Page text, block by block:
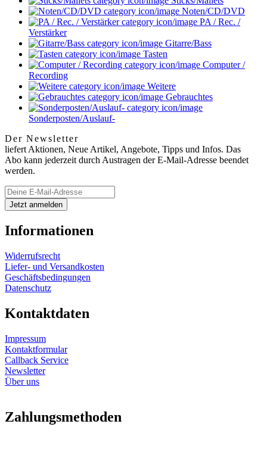
Noten/CD/DVD
PA / Rec. /
Verstärker
Gitarre/Bass
Tasten
Computer /
Recording
Weitere
Gebrauchtes
Sonderposten/Auslauf-
Der Newsletter
liefert Aktionen, Neue Artikel, Angebote, Tipps und Infos. Das
Abo kann jederzeit durch Austragen der E-Mail-Adresse beendet
werden.
Informationen
Widerrufsrecht
Liefer- und Versandkosten
Geschäftsbedingungen
Datenschutz
Kontaktdaten
Impressum
Kontaktformular
Callback Service
Newsletter
Über uns
Zahlungsmethoden